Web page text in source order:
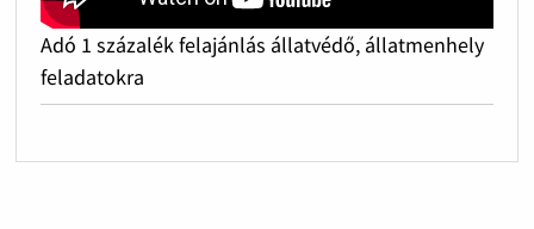
Adó 1 százalék felajánlás állatvédő, állatmenhely
feladatokra